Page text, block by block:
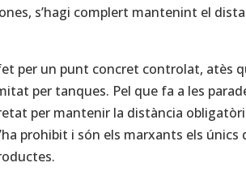
s’hagi complert mantenint el
per un punt concret controlat, atès
per tanques. Pel que fa a les
per mantenir la distància
prohibit i són els marxants els únics